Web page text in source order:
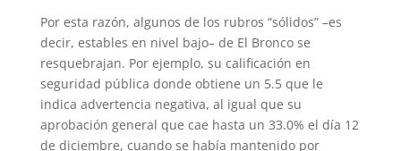
Por esta razón, algunos de los rubros “sólidos” –es
decir, estables en nivel bajo– de El Bronco se
resquebrajan. Por ejemplo, su calificación en
seguridad pública donde obtiene un 5.5 que le
indica advertencia negativa, al igual que su
aprobación general que cae hasta un 33.0% el día 12
de diciembre, cuando se había mantenido por